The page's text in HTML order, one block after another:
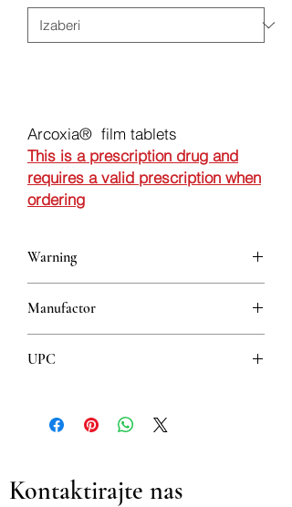
Arcoxia® film tablets
This is a prescription drug and
requires a valid prescription when
ordering
Warning
a valid prescription when ordering
Manufactor
UPC
90mg 8606111403116
120mg 8606111403123
Kontaktirajte nas